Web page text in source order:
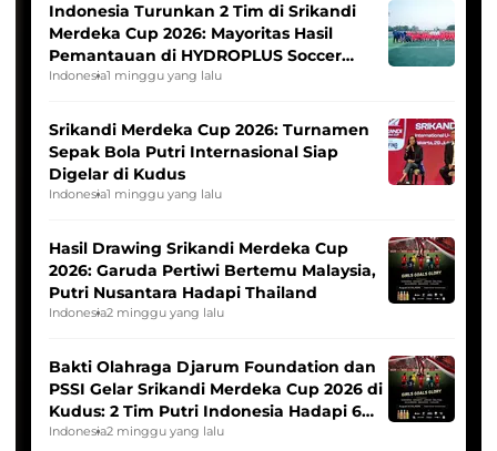
Indonesia Turunkan 2 Tim di Srikandi
Merdeka Cup 2026: Mayoritas Hasil
Pemantauan di HYDROPLUS Soccer
League
Indonesia1 minggu yang lalu
Srikandi Merdeka Cup 2026: Turnamen
Sepak Bola Putri Internasional Siap
Digelar di Kudus
Indonesia1 minggu yang lalu
Hasil Drawing Srikandi Merdeka Cup
2026: Garuda Pertiwi Bertemu Malaysia,
Putri Nusantara Hadapi Thailand
Indonesia2 minggu yang lalu
Bakti Olahraga Djarum Foundation dan
PSSI Gelar Srikandi Merdeka Cup 2026 di
Kudus: 2 Tim Putri Indonesia Hadapi 6
Tim Asia
Indonesia2 minggu yang lalu